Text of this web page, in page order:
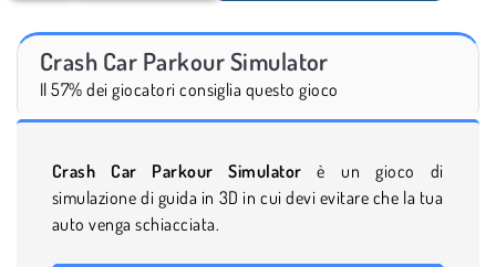
Crash Car Parkour Simulator
Il 57% dei giocatori consiglia questo gioco
Crash Car Parkour Simulatorè un gioco di
simulazione di guida in 3D in cui devi evitare che la tua
auto venga schiacciata.